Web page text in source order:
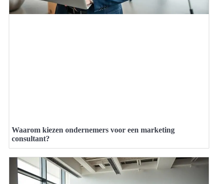
Waarom kiezen ondernemers voor een marketing
consultant?